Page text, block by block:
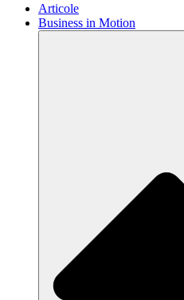
Articole
Business in Motion